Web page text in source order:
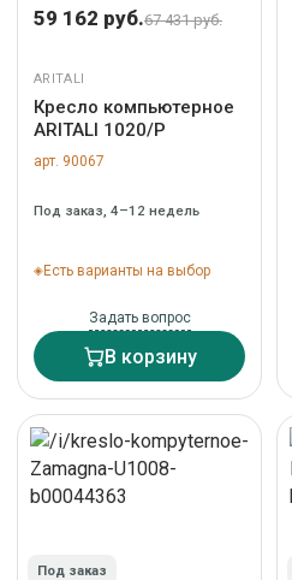
59 162 руб.67 431 руб.
ARITALI
Кресло компьютерное
ARITALI 1020/P
арт. 90067
Под заказ, 4–12 недель
Есть варианты на выбор
Задать вопрос
В корзину
Под заказ